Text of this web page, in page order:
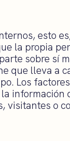
esto
la propia
sobre sí
que lleva a
Los
información
visitantes o